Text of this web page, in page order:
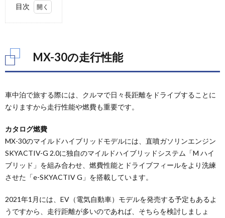
目次
1.
30の
安全
2.1.
予防安
全性能
2.2.
衝突安
3.
MX-
MX-30の走行性能
車中泊で旅する際には、クルマで日々長距離をドライブすることに
なりますから走行性能や燃費も重要です。
カタログ燃費
MX-30のマイルドハイブリッドモデルには、直噴ガソリンエンジン
SKYACTIV-G 2.0に独自のマイルドハイブリッドシステム「M ハイ
ブリッド」を組み合わせ、燃費性能とドライブフィールをより洗練
させた「e-SKYACTIV G」を搭載しています。
2021年1月には、EV（電気自動車）モデルを発売する予定もあるよ
うですから、走行距離が多いのであれば、そちらを検討しましょ